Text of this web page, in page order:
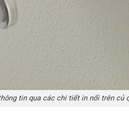
tin qua các chi tiết in nổi trên củ